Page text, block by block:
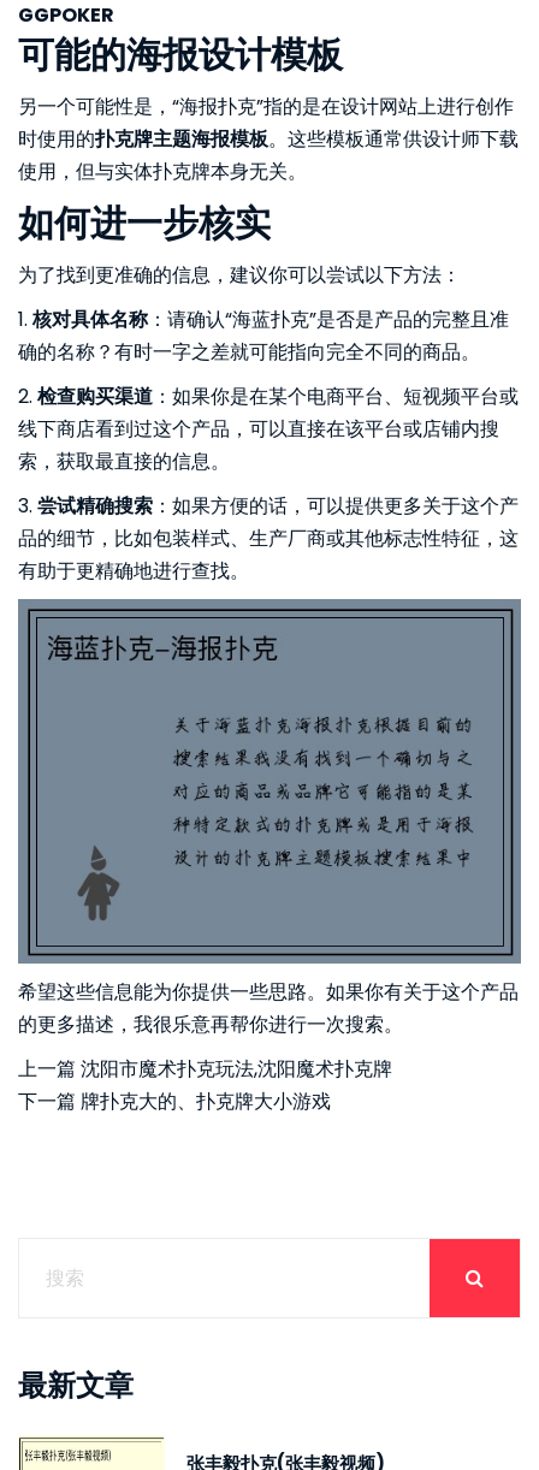
GGPOKER
可能的海报设计模板
另一个可能性是，“海报扑克”指的是在设计网站上进行创作
时使用的扑克牌主题海报模板。这些模板通常供设计师下载
使用，但与实体扑克牌本身无关。
如何进一步核实
为了找到更准确的信息，建议你可以尝试以下方法：
1. 核对具体名称：请确认“海蓝扑克”是否是产品的完整且准
确的名称？有时一字之差就可能指向完全不同的商品。
2. 检查购买渠道 ：如果你是在某个电商平台、短视频平台或
线下商店看到过这个产品，可以直接在该平台或店铺内搜
索，获取最直接的信息。
3. 尝试精确搜索 ：如果方便的话，可以提供更多关于这个产
品的细节，比如包装样式、生产厂商或其他标志性特征，这
有助于更精确地进行查找。
希望这些信息能为你提供一些思路。如果你有关于这个产品
的更多描述，我很乐意再帮你进行一次搜索。
上一篇 沈阳市魔术扑克玩法,沈阳魔术扑克牌
下一篇 牌扑克大的、扑克牌大小游戏
最新文章
张丰毅扑克(张丰毅视频)